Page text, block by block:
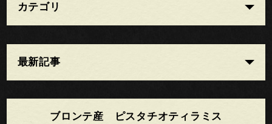
カテゴリ
最新記事
ブロンテ産 ピスタチオティラミス